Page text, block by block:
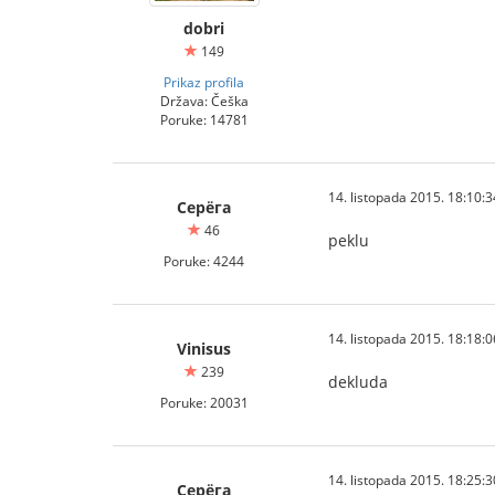
dobri
149
Prikaz profila
Država: Češka
Poruke: 14781
Серёга
46
Poruke: 4244
14. listopada 2015.
peklu
Vinisus
239
Poruke: 20031
14. listopada 2015.
dekluda
Серёга 14. listopada 2015.